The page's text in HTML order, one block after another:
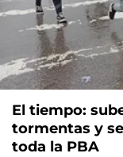
El tiempo:
tormentas y
toda la PBA